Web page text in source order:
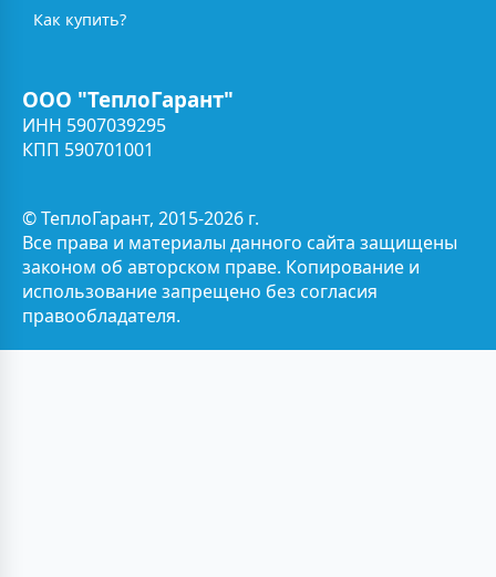
Как купить?
ООО "ТеплоГарант"
ИНН 5907039295
КПП 590701001
© ТеплоГарант, 2015-2026 г.
Все права и материалы данного сайта защищены
законом об авторском праве. Копирование и
использование запрещено без согласия
правообладателя.